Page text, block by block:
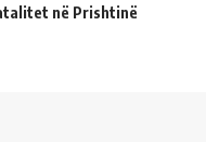
në Prishtinë